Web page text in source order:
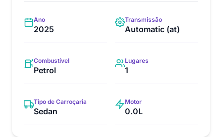
Ano
2025
Transmissão
Automatic (at)
Combustível
Petrol
Lugares
1
Tipo de Carroçaria
Sedan
Motor
0.0L